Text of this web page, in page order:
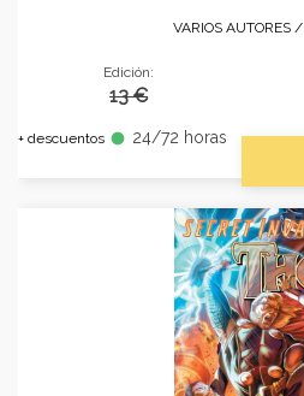
VARIOS AUTORES /
Edición:
13 €
+ descuentos fiber_manual_record 24/72 horas